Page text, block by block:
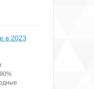
в 2023